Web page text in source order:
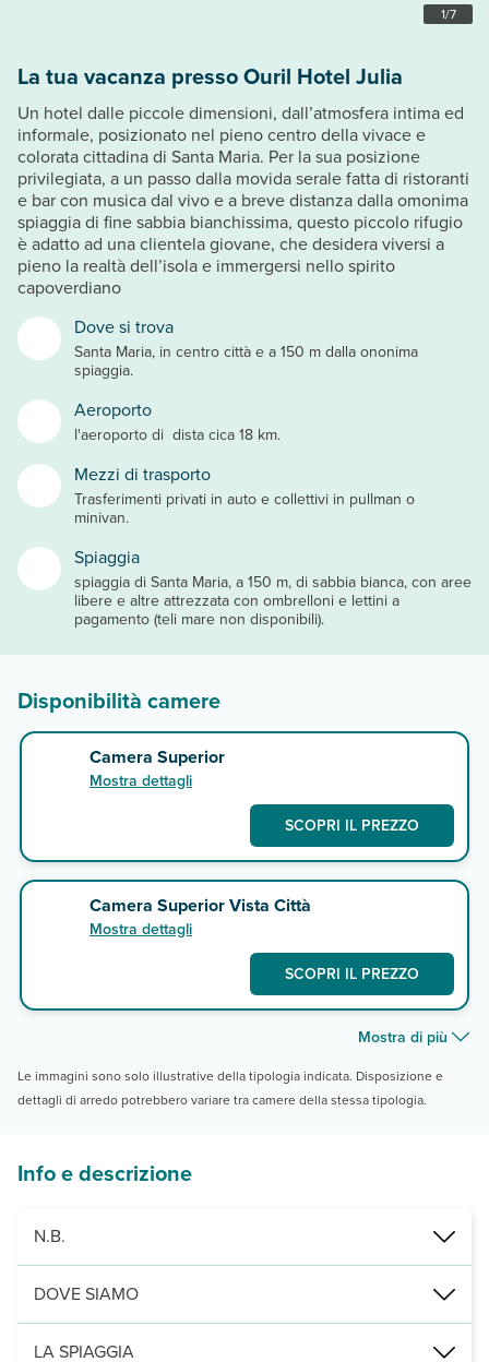
1/7
Dove si trova
Santa Maria, in centro città e a 150 m dalla ononima
spiaggia.
Aeroporto
l'aeroporto di dista cica 18 km.
Mezzi di trasporto
Trasferimenti privati in auto e collettivi in pullman o
minivan.
Spiaggia
spiaggia di Santa Maria, a 150 m, di sabbia bianca, con aree
libere e altre attrezzata con ombrelloni e lettini a
pagamento (teli mare non disponibili).
La tua vacanza presso Ouril Hotel Julia
Un hotel dalle piccole dimensioni, dall’atmosfera intima ed
informale, posizionato nel pieno centro della vivace e
colorata cittadina di Santa Maria. Per la sua posizione
privilegiata, a un passo dalla movida serale fatta di ristoranti
e bar con musica dal vivo e a breve distanza dalla omonima
spiaggia di fine sabbia bianchissima, questo piccolo rifugio
è adatto ad una clientela giovane, che desidera viversi a
pieno la realtà dell’isola e immergersi nello spirito
capoverdiano
Disponibilità camere
Camera Superior
Mostra dettagli
SCOPRI IL PREZZO
Camera Superior Vista Città
Mostra dettagli
SCOPRI IL PREZZO
Mostra di più
Le immagini sono solo illustrative della tipologia indicata. Disposizione e
dettagli di arredo potrebbero variare tra camere della stessa tipologia.
Info e descrizione
N.B.
Tassa di soggiorno da pagare direttamente in Hotel dall'ospite.
La tassa di soggiorno è di 2,50€ a PERSONA, dai 16 anni.
DOVE SIAMO
Santa Maria, in centro città, a 150 m dalla spiaggia e 18 km
LA SPIAGGIA